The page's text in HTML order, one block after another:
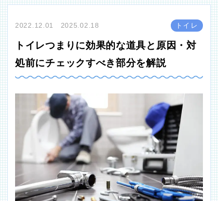
2022.12.01 2025.02.18 トイレ
トイレつまりに効果的な道具と原因・対
処前にチェックすべき部分を解説